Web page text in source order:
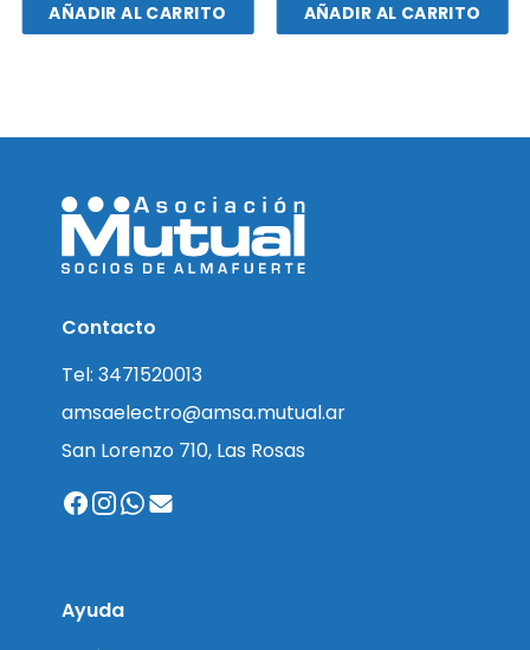
AÑADIR AL CARRITO AÑADIR AL CARRITO
Contacto
Tel: 3471520013
amsaelectro@amsa.mutual.ar
San Lorenzo 710, Las Rosas
Ayuda